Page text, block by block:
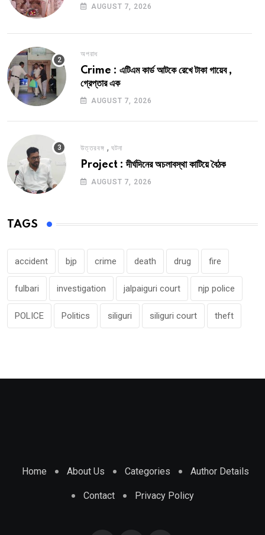
AUGUST 7, 2026
অপরাধ
Crime : এটিএম কার্ড আটকে রেখে টাকা গায়েব ,
গ্রেপ্তার এক
AUGUST 7, 2026
উত্তরবঙ্গ , ঘটনা
Project : দীর্ঘদিনের অচলাবস্থা কাটিয়ে বৈঠক
AUGUST 7, 2026
TAGS
accident bjp crime death drug fire
fulbari investigation jalpaiguri court njp police
POLICE Politics siliguri siliguri court theft
Home About Us Categories Author Details
Contact Privacy Policy